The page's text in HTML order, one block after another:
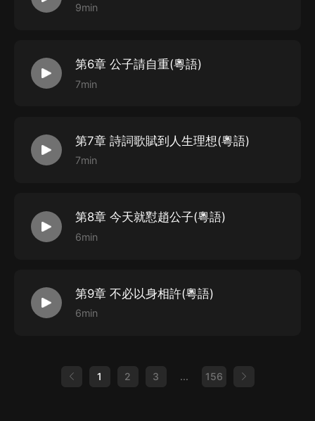
9min
第6章 公子請自重(粵語)
7min
第7章 詩詞歌賦到人生理想(粵語)
7min
第8章 今天就懟趙公子(粵語)
6min
第9章 不必以身相許(粵語)
6min
1 2 3 ... 156